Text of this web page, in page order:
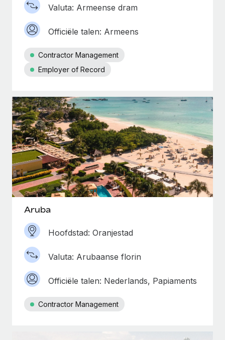
Valuta: Armeense dram
Officiële talen: Armeens
Contractor Management
Employer of Record
Aruba
Hoofdstad: Oranjestad
Valuta: Arubaanse florin
Officiële talen: Nederlands, Papiaments
Contractor Management